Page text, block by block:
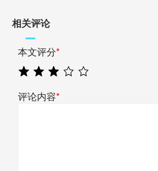
相关评论
本文评分*
评论内容*